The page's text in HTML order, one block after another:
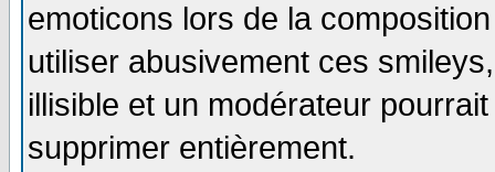
emoticons lors de la
utiliser abusivement ces
illisible et un modérateur
supprimer entièrement.